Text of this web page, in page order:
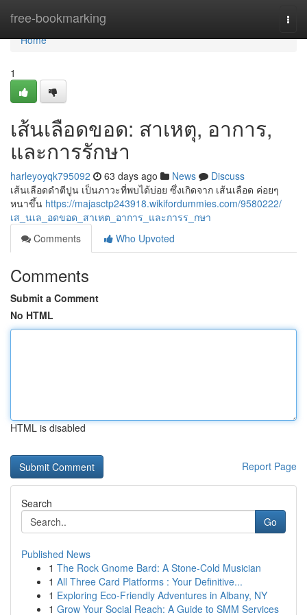
free-bookmarking
Home
Home
1
เส้นเลือดขอด: สาเหตุ, อาการ,
และการรักษา
harleyoyqk795092 63 days ago News
Discuss
เส้นเลือดดำตีปูน เป็นภาวะที่พบได้บ่อย ซึ่งเกิดจาก เส้นเลือด ค่อยๆ
หนาขึ้น https://majasctp243918.wikifordummies.com/9580222/
เส_นเล_อดขอด_สาเหต_อาการ_และการร_กษา
Comments
Who Upvoted
Comments
Submit a Comment
No HTML
HTML is disabled
Report Page
Search
Go
Published News
1 The Rock Gnome Bard: A Stone-Cold Musician
1 All Three Card Platforms : Your Definitive...
1 Exploring Eco-Friendly Adventures in Albany, NY
1 Grow Your Social Reach: A Guide to SMM Services